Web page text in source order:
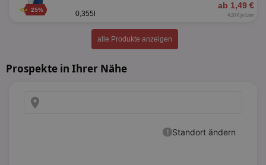
25% ab 1,49 €
0,355l 4,20 € je Liter
alle Produkte anzeigen
Prospekte in Ihrer Nähe